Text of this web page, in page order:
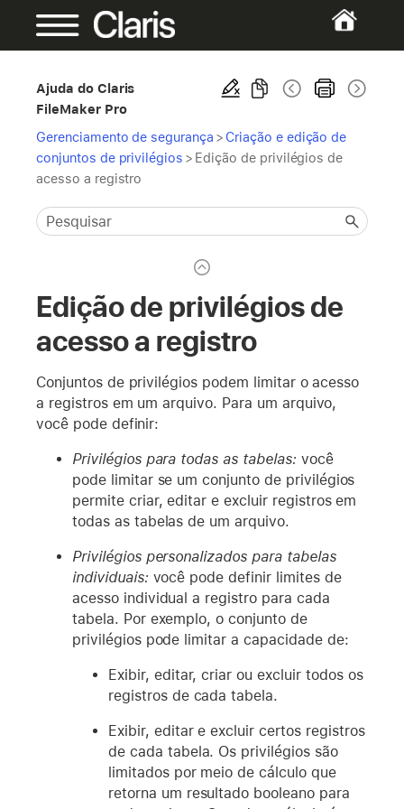
Ajuda do Claris
FileMaker Pro
Gerenciamento de segurança > Criação e edição de
conjuntos de privilégios > Edição de privilégios de
acesso a registro
Edição de privilégios de
acesso a registro
Conjuntos de privilégios podem limitar o acesso
a registros em um arquivo. Para um arquivo,
você pode definir:
Privilégios para todas as tabelas: você
pode limitar se um conjunto de privilégios
permite criar, editar e excluir registros em
todas as tabelas de um arquivo.
Privilégios personalizados para tabelas
individuais: você pode definir limites de
acesso individual a registro para cada
tabela. Por exemplo, o conjunto de
privilégios pode limitar a capacidade de:
Exibir, editar, criar ou excluir todos os
registros de cada tabela.
Exibir, editar e excluir certos registros
de cada tabela. Os privilégios são
limitados por meio de cálculo que
retorna um resultado booleano para